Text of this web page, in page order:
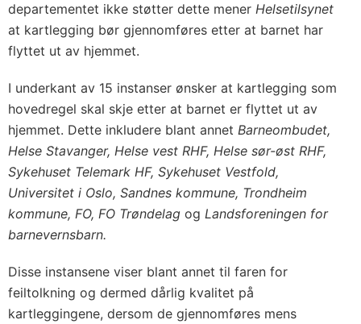
departementet ikke støtter dette mener Helsetilsynet
at kartlegging bør gjennomføres etter at barnet har
flyttet ut av hjemmet.
I underkant av 15 instanser ønsker at kartlegging som
hovedregel skal skje etter at barnet er flyttet ut av
hjemmet. Dette inkludere blant annet Barneombudet,
Helse Stavanger, Helse vest RHF, Helse sør-øst RHF,
Sykehuset Telemark HF, Sykehuset Vestfold,
Universitet i Oslo, Sandnes kommune, Trondheim
kommune, FO, FO Trøndelag og Landsforeningen for
barnevernsbarn.
Disse instansene viser blant annet til faren for
feiltolkning og dermed dårlig kvalitet på
kartleggingene, dersom de gjennomføres mens